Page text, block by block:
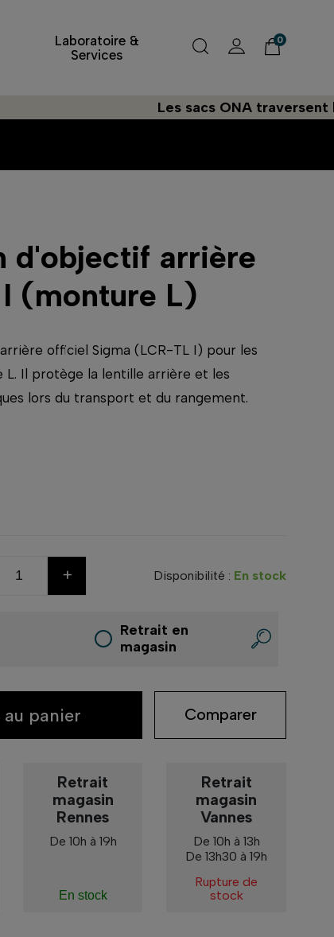
Laboratoire &
Services
0
Les sacs ONA traversent
d'objectif arrière
(monture L)
officiel Sigma (LCR-TL I) pour les
L. Il protège la lentille arrière et les
lors du transport et du rangement.
+ Disponibilité : En stock
Retrait en
magasin
panier Comparer
Retrait
magasin
Rennes
De 10h à 19h
En stock
Retrait
magasin
Vannes
De 10h à 13h
De 13h30 à 19h
Rupture de
stock